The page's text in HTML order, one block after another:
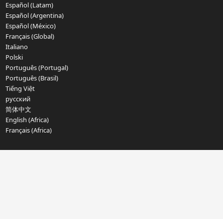
Español (Latam)
Español (Argentina)
Español (México)
Français (Global)
Italiano
Polski
Português (Portugal)
Português (Brasil)
Tiếng Việt
русский
简体中文
English (Africa)
Français (Africa)